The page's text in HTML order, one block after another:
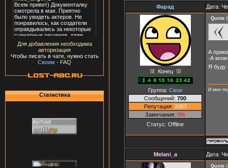
Для добавления необходима
авторизация
Чтобы писать в чате, нужно стать
Своим - FAQ
Статистика
Фарад Дата:
Конец
Группа: Свои
Сообщений: 700
Репутация: 2067
Замечания: 0%
Статус: Offline
Quote (
А
-А
Я буду
И мне
Melani_a Дата:
Quote (